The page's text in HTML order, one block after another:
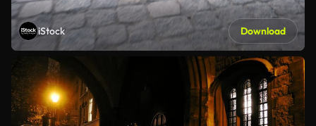
iStock Download